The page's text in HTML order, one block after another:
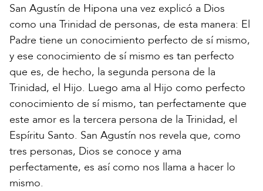
San Agustín de Hipona una vez explicó a Dios
como una Trinidad de personas, de esta manera: El
Padre tiene un conocimiento perfecto de sí mismo,
y ese conocimiento de sí mismo es tan perfecto
que es, de hecho, la segunda persona de la
Trinidad, el Hijo. Luego ama al Hijo como perfecto
conocimiento de sí mismo, tan perfectamente que
este amor es la tercera persona de la Trinidad, el
Espíritu Santo. San Agustín nos revela que, como
tres personas, Dios se conoce y ama
perfectamente, es así como nos llama a hacer lo
mismo.